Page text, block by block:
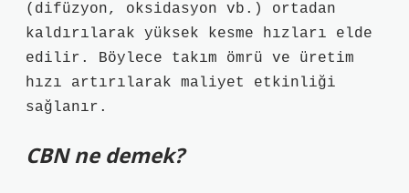
(difüzyon, oksidasyon vb.) ortadan
kaldırılarak yüksek kesme hızları elde
edilir. Böylece takım ömrü ve üretim
hızı artırılarak maliyet etkinliği
sağlanır.
CBN ne demek?